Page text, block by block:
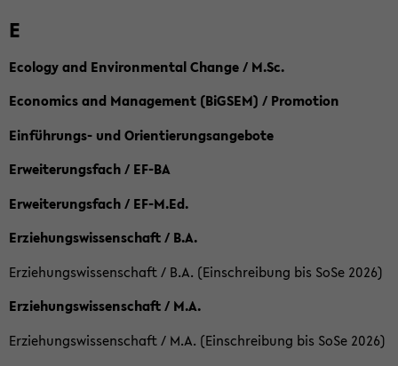
E
Ecology and Environmental Change / M.Sc.
Economics and Management (BiGSEM) / Promotion
Einführungs- und Orientierungsangebote
Erweiterungsfach / EF-BA
Erweiterungsfach / EF-M.Ed.
Erziehungswissenschaft / B.A.
Erziehungswissenschaft / B.A. (Einschreibung bis SoSe 2026)
Erziehungswissenschaft / M.A.
Erziehungswissenschaft / M.A. (Einschreibung bis SoSe 2026)